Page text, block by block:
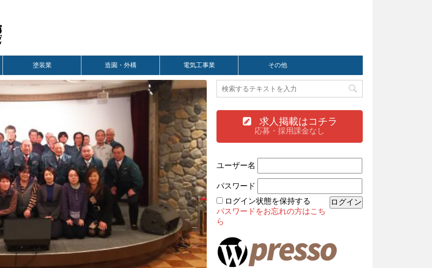
塗装業 造園・外構 電気工事業 その他
求人掲載はコチラ
応募・採用課金なし
ユーザー名
パスワード
ログイン状態を保持する
パスワードをお忘れの方はこち
ら